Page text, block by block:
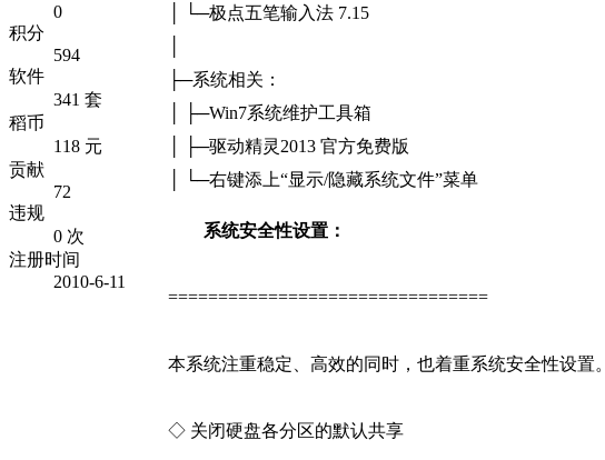
0
积分
594
软件
341 套
稻币
118 元
贡献
72
违规
0 次
注册时间
2010-6-11
│ └─极点五笔输入法 7.15
├─系统相关：
│ ├─Win7系统维护工具箱
│ ├─驱动精灵2013 官方免费版
│ └─右键添上“显示/隐藏系统文件”菜单
系统安全性设置：
================================
本系统注重稳定、高效的同时，也着重系统安全性设置。
◇ 关闭硬盘各分区的默认共享